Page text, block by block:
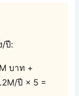
/ปี:
บาท +
ปี × 5 =